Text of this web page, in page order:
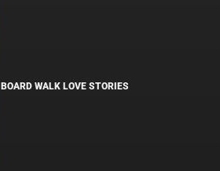
BOARD WALK LOVE STORIES